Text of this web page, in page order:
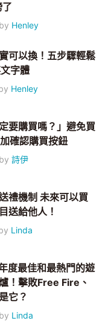
by Henley
可以換！五步驟輕鬆
字體
Henley
要購買嗎？」避免買
確認購買按鈕
by詩伊
禮機制 未來可以買
送給他人！
Linda
度最佳和最熱門的遊
！擊敗Free Fire、
它？
by Linda